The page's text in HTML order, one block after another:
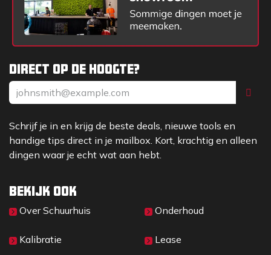
Direct op de hoogte?
Schrijf je in en krijg de beste deals, nieuwe tools en
handige tips direct in je mailbox. Kort, krachtig en alleen
dingen waar je echt wat aan hebt.
Bekijk ook
Over Sc​huurhuis
Kalibratie
Onderhoud
Lease